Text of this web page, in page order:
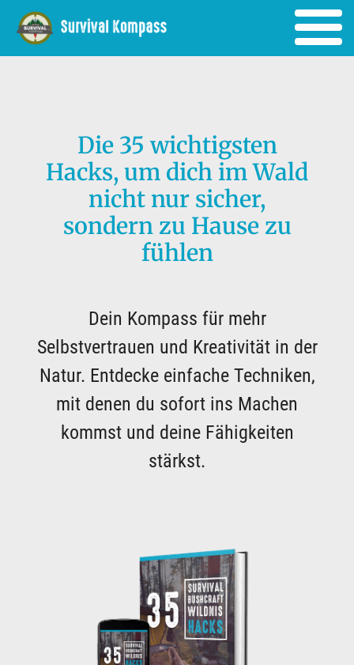
Die 35 wichtigsten
Hacks, um dich im Wald
nicht nur sicher,
sondern zu Hause zu
fühlen
Dein Kompass für mehr
Selbstvertrauen und Kreativität in der
Natur. Entdecke einfache Techniken,
mit denen du sofort ins Machen
kommst und deine Fähigkeiten
stärkst.